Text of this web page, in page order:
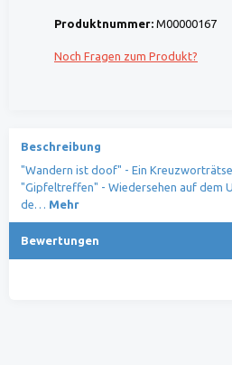
Produktnummer: M00000167
Noch Fragen zum Produkt?
Beschreibung
"Wandern ist doof" - Ein
"Gipfeltreffen" - Wiedersehen auf dem
de… Mehr
Bewertungen